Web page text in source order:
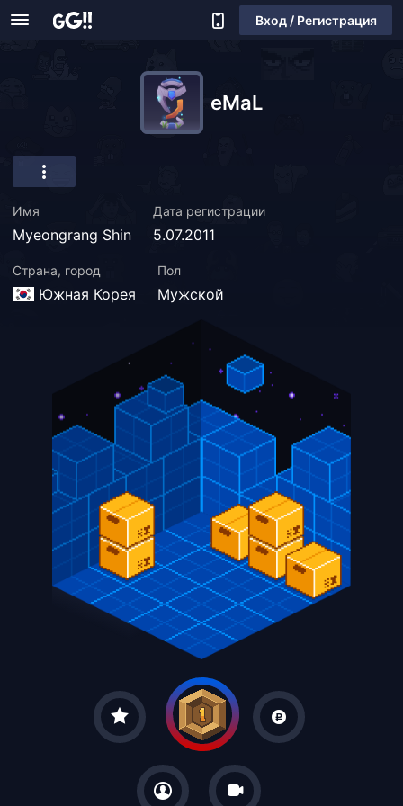
Вход / Регистрация
eMaL
Имя
Myeongrang Shin
Дата регистрации
5.07.2011
Страна, город
Южная Корея
Пол
Мужской